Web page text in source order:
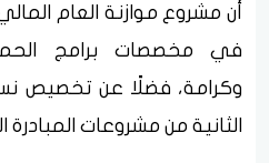
في مخصصات برامج
وكرامة، فضلًا عن تخصيص
الثانية من مشروعات المبادرة